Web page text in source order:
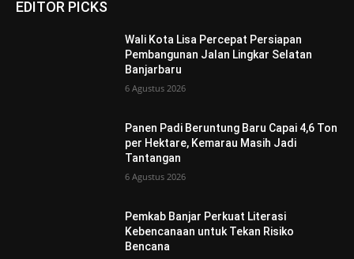
EDITOR PICKS
Wali Kota Lisa Percepat Persiapan
Pembangunan Jalan Lingkar Selatan
Banjarbaru
6 Agustus 2026
Panen Padi Beruntung Baru Capai 4,6 Ton
per Hektare, Kemarau Masih Jadi
Tantangan
6 Agustus 2026
Pemkab Banjar Perkuat Literasi
Kebencanaan untuk Tekan Risiko
Bencana